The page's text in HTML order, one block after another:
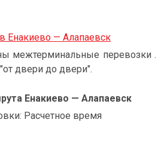
Енакиево — Алапаевск
межтерминальные перевозки .
двери до двери".
Енакиево — Алапаевск
Расчетное время